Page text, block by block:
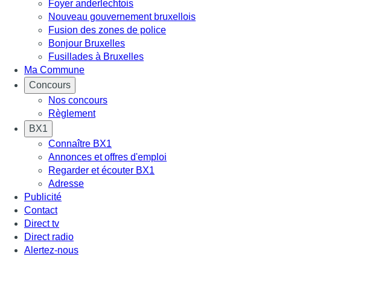
Foyer anderlechtois
Nouveau gouvernement bruxellois
Fusion des zones de police
Bonjour Bruxelles
Fusillades à Bruxelles
Ma Commune
Concours
Nos concours
Règlement
BX1
Connaître BX1
Annonces et offres d'emploi
Regarder et écouter BX1
Adresse
Publicité
Contact
Direct tv
Direct radio
Alertez-nous